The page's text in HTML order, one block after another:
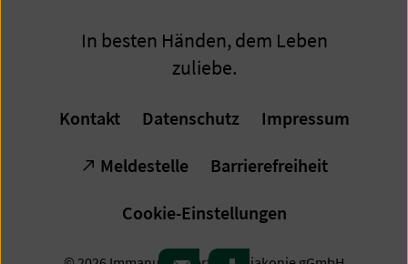
In besten Händen, dem Leben
zuliebe.
Kontakt Datenschutz Impressum
Meldestelle Barrierefreiheit
Cookie-Einstellungen